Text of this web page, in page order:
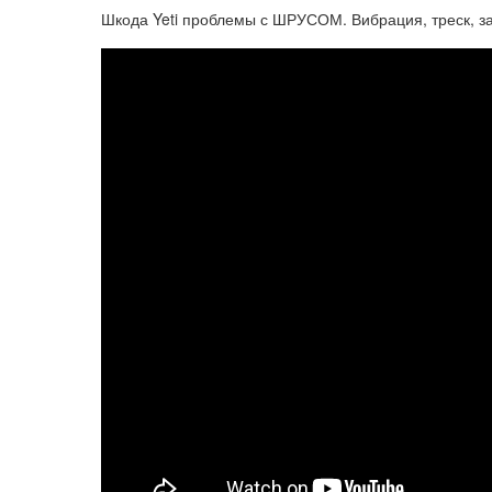
Шкода Yeti проблемы с ШРУСОМ. Вибрация, треск,